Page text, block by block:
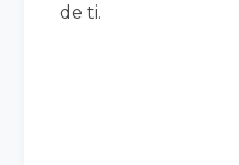
de ti.